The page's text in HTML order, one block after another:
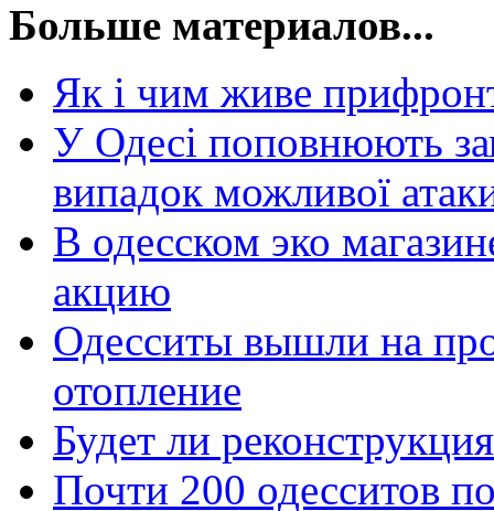
Больше материалов...
Як і чим живе
У Одесі поповнюють
випадок можливої
В одесском эко
акцию
Одесситы вышли на
отопление
Будет ли
Почти 200 одесситов